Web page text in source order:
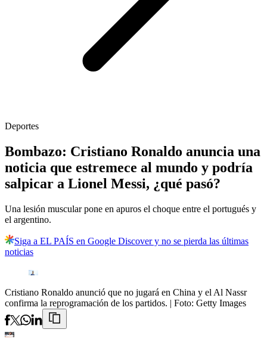
Deportes
Bombazo: Cristiano Ronaldo anuncia una
noticia que estremece al mundo y podría
salpicar a Lionel Messi, ¿qué pasó?
Una lesión muscular pone en apuros el choque entre el portugués y
el argentino.
Siga a EL PAÍS en Google Discover y no se pierda las últimas
noticias
Cristiano Ronaldo anunció que no jugará en China y el Al Nassr
confirma la reprogramación de los partidos. | Foto: Getty Images